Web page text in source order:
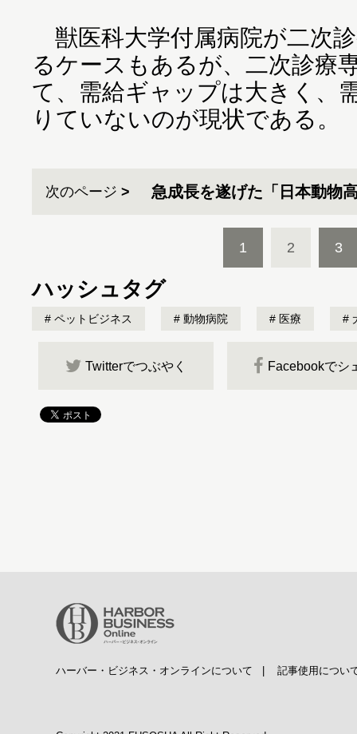
獣医科大学付属病院が二次
るケースもあるが、二次診療
て、需給ギャップは大きく、
りていないのが現状である。
次のページ 急成長を遂げた「日本動物
1 2 3
ハッシュタグ
ペットビジネス 動物病院 医療
Twitterでつぶやく Facebookでシ
ハーバー・ビジネス・オンラインについて 記事使用につい